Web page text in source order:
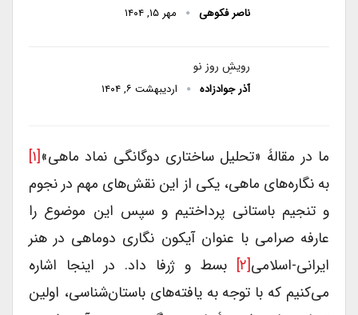
ناصر فکوهی مهر ۱۵, ۱۴۰۴
رویشِ روز نو
آذر جوادزاده اردیبهشت ۶, ۱۴۰۴
ما در مقالۀ «تحلیل ساختاری دوگانگی نماد ماهی»[۱]
به نگاره‌های ماهی، یکی از این نقش‌های مهم در نجوم
و تنجیم باستانی پرداختیم و سپس این موضوع را
عارفه صرامی با عنوان آیکون نگاری دوماهی در هنر
ایرانی-اسلامی[۲] بسط و ژرفا داد. در اینجا اشاره
می‌کنیم که با توجه به یافته‌های باستان‌شناسی، اولین